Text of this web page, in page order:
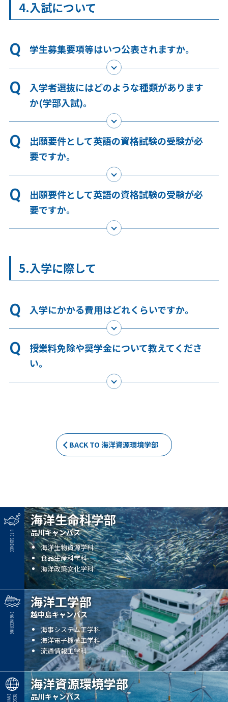
4.入試について
学生募集要項等はいつ公表されますか。
入学者選抜にはどのような種類があります
か(学部入試)。
出願要件として英語の資格試験の受験が必
要ですか。
出願要件として英語の資格試験の受験が必
要ですか。
5.入学に際して
入学にかかる費用はどれくらいですか。
授業料免除や奨学金について教えてくださ
い。
BACK TO 海洋資源環境学部
海洋生命科学部
品川キャンパス
海洋生物資源学科
食品生産科学科
海洋政策文化学科
海洋工学部
越中島キャンパス
海事システム工学科
海洋電子機械工学科
流通情報工学科
海洋資源環境学部
品川キャンパス